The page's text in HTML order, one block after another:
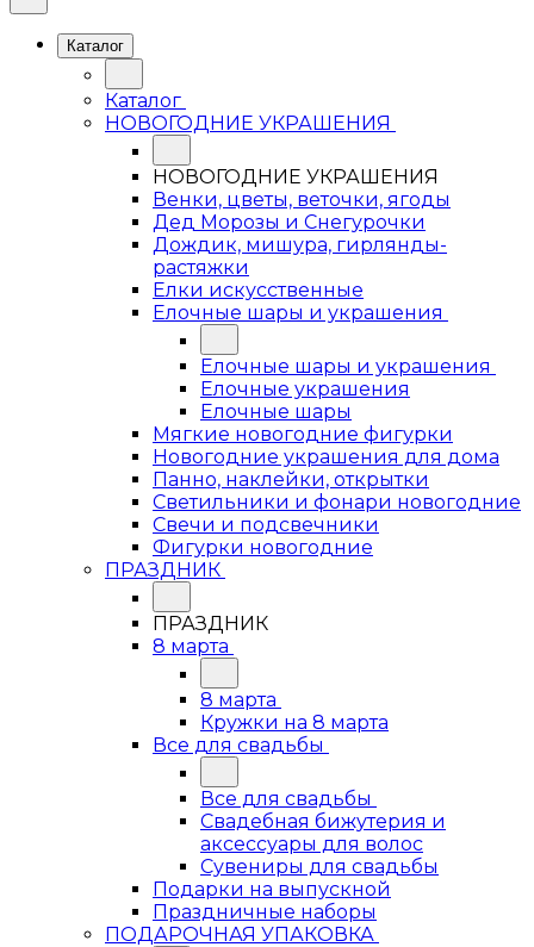
Каталог
Каталог
НОВОГОДНИЕ УКРАШЕНИЯ
НОВОГОДНИЕ УКРАШЕНИЯ
Венки, цветы, веточки, ягоды
Дед Морозы и Снегурочки
Дождик, мишура, гирлянды-
растяжки
Елки искусственные
Елочные шары и украшения
Елочные шары и украшения
Елочные украшения
Елочные шары
Мягкие новогодние фигурки
Новогодние украшения для дома
Панно, наклейки, открытки
Светильники и фонари новогодние
Свечи и подсвечники
Фигурки новогодние
ПРАЗДНИК
ПРАЗДНИК
8 марта
8 марта
Кружки на 8 марта
Все для свадьбы
Все для свадьбы
Свадебная бижутерия и
аксессуары для волос
Сувениры для свадьбы
Подарки на выпускной
Праздничные наборы
ПОДАРОЧНАЯ УПАКОВКА